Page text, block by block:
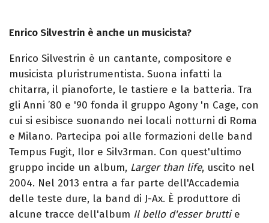
Enrico Silvestrin è anche un musicista?
Enrico Silvestrin è un cantante, compositore e
musicista pluristrumentista. Suona infatti la
chitarra, il pianoforte, le tastiere e la batteria. Tra
gli Anni ’80 e '90 fonda il gruppo Agony 'n Cage, con
cui si esibisce suonando nei locali notturni di Roma
e Milano. Partecipa poi alle formazioni delle band
Tempus Fugit, Ilor e Silv3rman. Con quest'ultimo
gruppo incide un album, Larger than life, uscito nel
2004. Nel 2013 entra a far parte dell'Accademia
delle teste dure, la band di J-Ax. È produttore di
alcune tracce dell'album Il bello d'esser bruttie